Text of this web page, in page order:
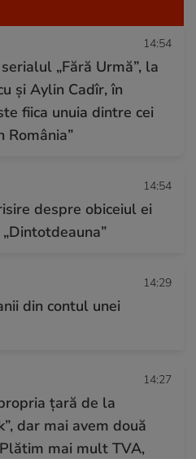
14:54
„Fără Urmă”, la
și Aylin Cadîr, în
fiica unuia dintre cei
România”
14:54
despre obiceiul ei
14:29
din contul unei
14:27
țară de la
dar mai avem două
mai mult TVA,